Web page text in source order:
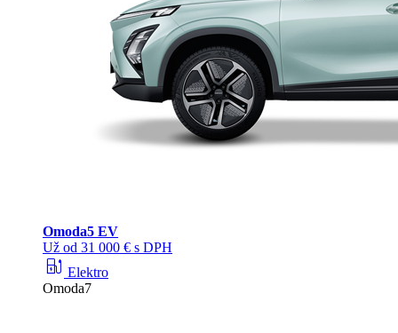
Omoda5 EV
Už od 31 000 € s DPH
ev_station Elektro
Omoda7